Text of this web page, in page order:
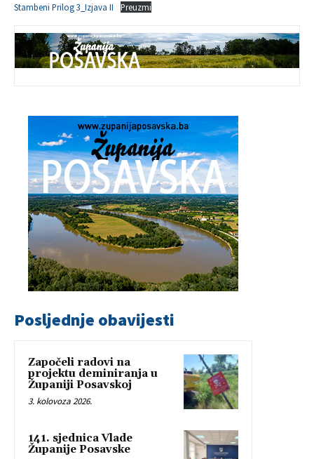
Stambeni Prilog 3_Izjava II
Preuzmi
Posljednje obavijesti
Započeli radovi na
projektu deminiranja u
Županiji Posavskoj
3. kolovoza 2026.
141. sjednica Vlade
Županije Posavske